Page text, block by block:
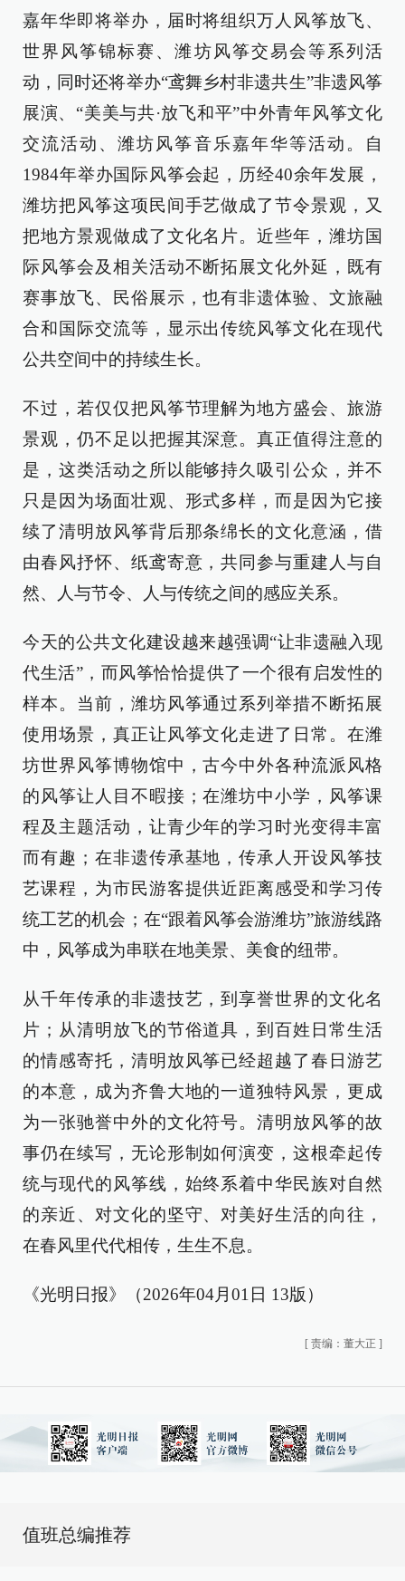
嘉年华即将举办，届时将组织万人风筝放飞、
世界风筝锦标赛、潍坊风筝交易会等系列活
动，同时还将举办“鸢舞乡村非遗共生”非遗风筝
展演、“美美与共·放飞和平”中外青年风筝文化
交流活动、潍坊风筝音乐嘉年华等活动。自
1984年举办国际风筝会起，历经40余年发展，
潍坊把风筝这项民间手艺做成了节令景观，又
把地方景观做成了文化名片。近些年，潍坊国
际风筝会及相关活动不断拓展文化外延，既有
赛事放飞、民俗展示，也有非遗体验、文旅融
合和国际交流等，显示出传统风筝文化在现代
公共空间中的持续生长。
不过，若仅仅把风筝节理解为地方盛会、旅游
景观，仍不足以把握其深意。真正值得注意的
是，这类活动之所以能够持久吸引公众，并不
只是因为场面壮观、形式多样，而是因为它接
续了清明放风筝背后那条绵长的文化意涵，借
由春风抒怀、纸鸢寄意，共同参与重建人与自
然、人与节令、人与传统之间的感应关系。
今天的公共文化建设越来越强调“让非遗融入现
代生活”，而风筝恰恰提供了一个很有启发性的
样本。当前，潍坊风筝通过系列举措不断拓展
使用场景，真正让风筝文化走进了日常。在潍
坊世界风筝博物馆中，古今中外各种流派风格
的风筝让人目不暇接；在潍坊中小学，风筝课
程及主题活动，让青少年的学习时光变得丰富
而有趣；在非遗传承基地，传承人开设风筝技
艺课程，为市民游客提供近距离感受和学习传
统工艺的机会；在“跟着风筝会游潍坊”旅游线路
中，风筝成为串联在地美景、美食的纽带。
从千年传承的非遗技艺，到享誉世界的文化名
片；从清明放飞的节俗道具，到百姓日常生活
的情感寄托，清明放风筝已经超越了春日游艺
的本意，成为齐鲁大地的一道独特风景，更成
为一张驰誉中外的文化符号。清明放风筝的故
事仍在续写，无论形制如何演变，这根牵起传
统与现代的风筝线，始终系着中华民族对自然
的亲近、对文化的坚守、对美好生活的向往，
在春风里代代相传，生生不息。
《光明日报》（2026年04月01日 13版）
[ 责编：董大正 ]
值班总编推荐